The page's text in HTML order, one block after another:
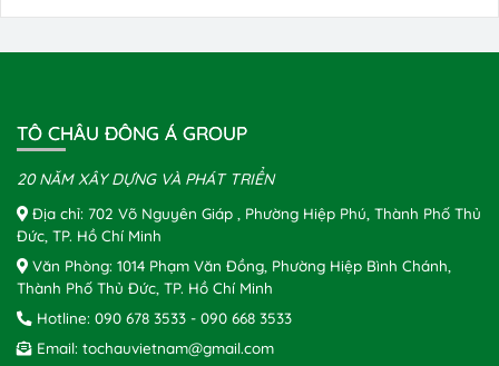
TÔ CHÂU ĐÔNG Á GROUP
20 NĂM XÂY DỰNG VÀ PHÁT TRIỂN
Địa chỉ: 702 Võ Nguyên Giáp , Phường Hiệp Phú, Thành Phố Thủ
Đức, TP. Hồ Chí Minh
Văn Phòng: 1014 Phạm Văn Đồng, Phường Hiệp Bình Chánh,
Thành Phố Thủ Đức, TP. Hồ Chí Minh
Hotline: 090 678 3533 - 090 668 3533
Email: tochauvietnam@gmail.com